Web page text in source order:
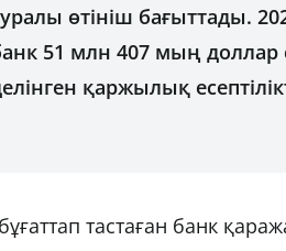
өтініш бағыттады.
51 млн 407 мың
қаржылық
тастаған банк